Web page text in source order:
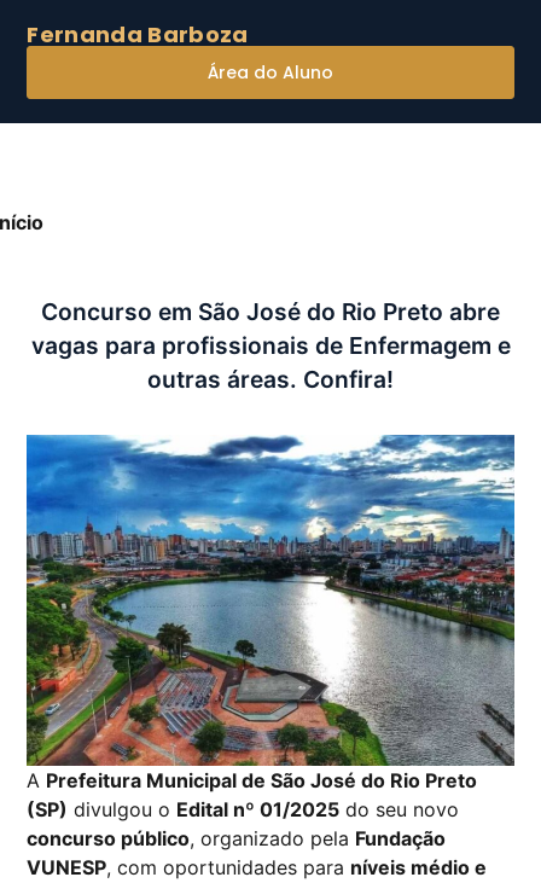
Fernanda Barboza
Área do Aluno
Concurso em São José do Rio Preto abre
vagas para profissionais de Enfermagem e
outras áreas. Confira!
A Prefeitura Municipal de São José do Rio Preto
(SP) divulgou o Edital nº 01/2025 do seu novo
concurso público, organizado pela Fundação
VUNESP, com oportunidades para níveis médio e